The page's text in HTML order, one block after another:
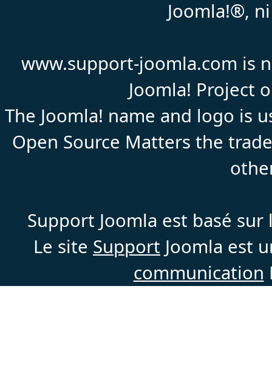
Joomla!®,
www.support-joomla.com is
Joomla! Project
The Joomla! name and logo is
Open Source Matters the
Support Joomla est basé
Le site Support Joomla est
communication